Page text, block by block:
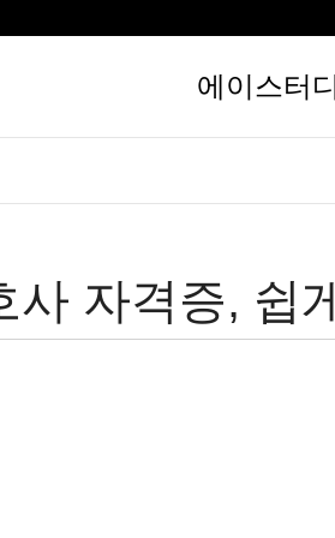
에이스터디
사 자격증, 쉽